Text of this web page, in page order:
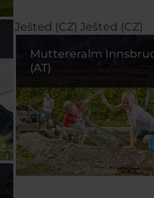
Ješted (CZ) Ješted (CZ)
Muttereralm
(AT)